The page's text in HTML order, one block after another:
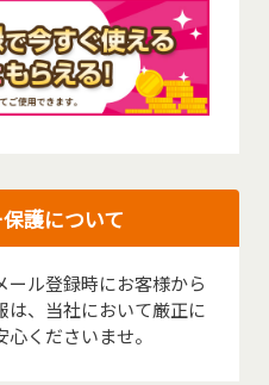
護について
ール登録時にお客様から
は、当社において厳正に
くださいませ。